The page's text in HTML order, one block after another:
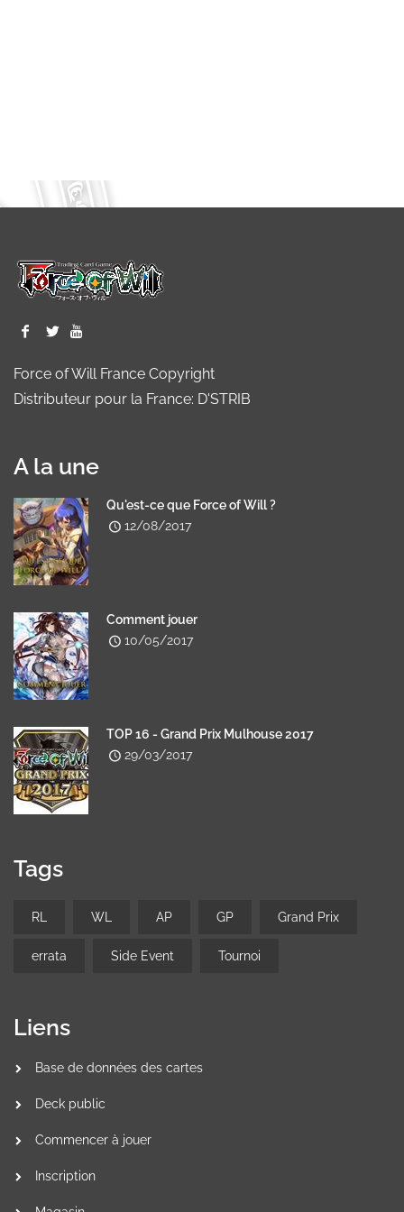
Force of Will France Copyright
Distributeur pour la France: D'STRIB
A la une
Qu'est-ce que Force of Will ?
12/08/2017
Comment jouer
10/05/2017
TOP 16 - Grand Prix Mulhouse 2017
29/03/2017
Tags
RL WL AP GP Grand Prix
errata Side Event Tournoi
Liens
Base de données des cartes
Deck public
Commencer à jouer
Inscription